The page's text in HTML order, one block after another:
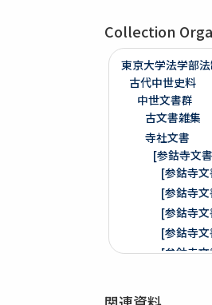
Collection
東京大学法学部
古代中世史料
中世文書群
古文書雑集
寺社文書
[参鈷寺文
[参鈷寺
[参鈷寺
[参鈷寺
[参鈷寺
[参鈷寺